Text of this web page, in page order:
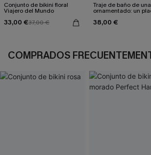
Conjunto de bikini floral
Viajero del Mundo
33,00 €37,00 €
Traje de baño de
ornamentado: un
38,00 €
COMPRADOS